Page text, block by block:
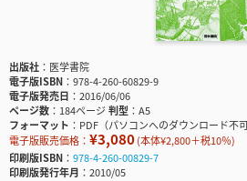
出版社
医学書院
電子版ISBN
978-4-260-60829-9
電子版発売日
2016/06/06
ページ数
184ページ判型
A5
フォーマット
PDF（パソコンへのダウンロード不可
電子版販売価格： ¥3,080(本体¥2,800＋税10％)
印刷版ISBN
978-4-260-00829-7
印刷版発行年月
2010/05